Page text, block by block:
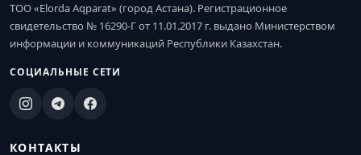
ТОО «Elorda Aqparat» (город Астана). Регистрационное
свидетельство № 16290-Г от 11.01.2017 г. выдано Министерством
информации и коммуникаций Республики Казахстан.
СОЦИАЛЬНЫЕ СЕТИ
КОНТАКТЫ